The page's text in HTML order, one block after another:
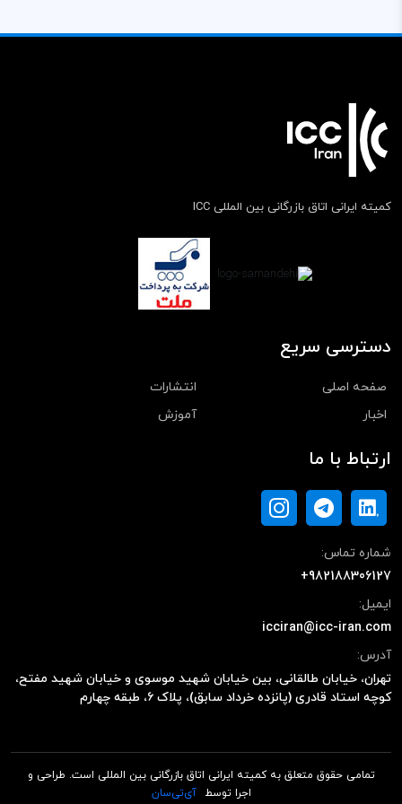
کمیته ایرانی اتاق بازرگانی بین المللی ICC
دسترسی سریع
صفحه اصلی
انتشارات
اخبار
آموزش
ارتباط با ما
شماره تماس:
+982188306127
ایمیل:
icciran@icc-iran.com
آدرس:
تهران، خیابان طالقانی، بین خیابان شهید موسوی و خیابان شهید مفتح،
کوچه استاد قادری (پانزده خرداد سابق)، پلاک ۶، طبقه چهارم
تمامی حقوق متعلق به کمیته ایرانی اتاق بازرگانی بین المللی است. طراحی و
اجرا توسط
آی‌تی‌سان